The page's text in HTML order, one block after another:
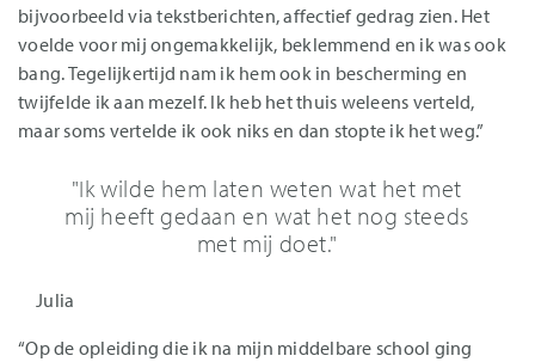
bijvoorbeeld via tekstberichten, affectief gedrag zien. Het
voelde voor mij ongemakkelijk, beklemmend en ik was ook
bang. Tegelijkertijd nam ik hem ook in bescherming en
twijfelde ik aan mezelf. Ik heb het thuis weleens verteld,
maar soms vertelde ik ook niks en dan stopte ik het weg.”
"Ik wilde hem laten weten wat het met
mij heeft gedaan en wat het nog steeds
met mij doet."
Julia
“Op de opleiding die ik na mijn middelbare school ging